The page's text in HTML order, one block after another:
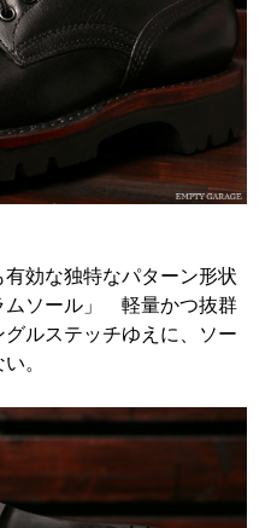
効な独特なパターン形状
ムソール」 軽量かつ抜群
ルステッチゆえに、ソー
。